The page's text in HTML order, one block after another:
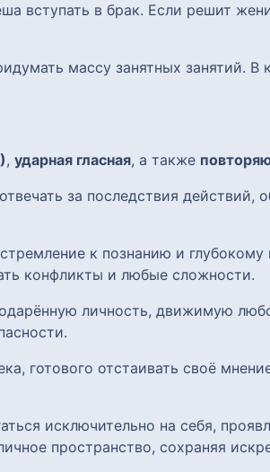
вступать в брак. Если решит
массу занятных занятий. В
, ударная гласная, а также
за последствия действий,
к познанию и
конфликты и любые сложности.
личность, движимую
готового отстаивать своё
исключительно на себя,
пространство, сохраняя